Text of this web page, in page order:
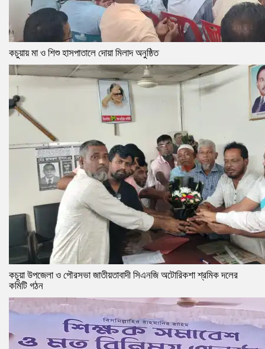
কচুয়ায় মা ও শিশু হাসপাতালে দোয়া মিলাদ অনুষ্ঠিত
কচুয়া উপজেলা ও পৌরসভা জাতীয়তাবাদী সিএনজি অটোরিকশা শ্রমিক দলের
কমিটি গঠন